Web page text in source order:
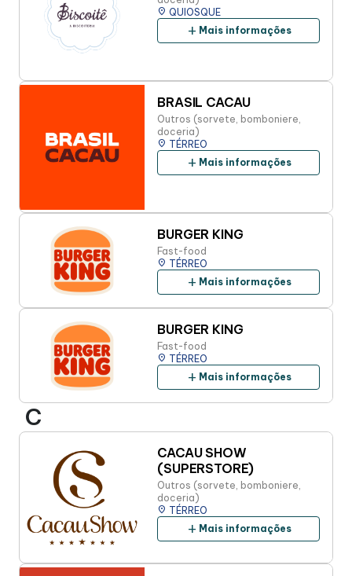
place QUIOSQUE
add Mais informações
BRASIL CACAU
Outros (sorvete, bomboniere,
doceria)
place TÉRREO
add Mais informações
BURGER KING
Fast-food
place TÉRREO
add Mais informações
BURGER KING
Fast-food
place TÉRREO
add Mais informações
C
CACAU SHOW
(SUPERSTORE)
Outros (sorvete, bomboniere,
doceria)
place TÉRREO
add Mais informações